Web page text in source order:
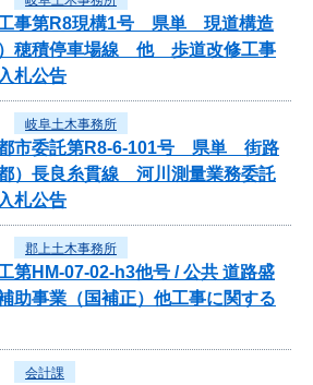
工事第R8現構1号 県単 現道構造
穂積停車場線 他 歩道改修工事
札公告
岐阜土木事務所
都市委託第R8-6-101号 県単 街路
）長良糸貫線 河川測量業務委託
札公告
郡上土木事務所
第HM-07-02-h3他号 / 公共 道路盛
助事業（国補正）他工事に関する
会計課